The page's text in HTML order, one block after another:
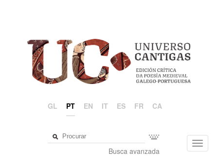
GL PT EN IT ES FR CA
Busca avanzada